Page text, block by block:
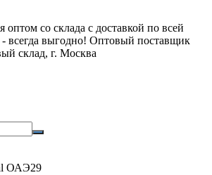
со склада с доставкой по всей
всегда выгодно! Оптовый поставщик
склад, г. Москва
ОАЭ29